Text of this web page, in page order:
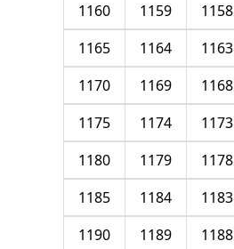
1158
1159
1160
1163
1164
1165
1168
1169
1170
1173
1174
1175
1178
1179
1180
1183
1184
1185
1188
1189
1190